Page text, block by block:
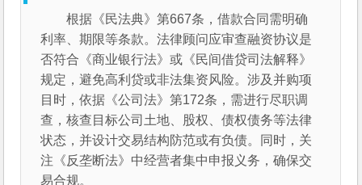
根据《民法典》第667条，借款合同需明确
利率、期限等条款。法律顾问应审查融资协议是
否符合《商业银行法》或《民间借贷司法解释》
规定，避免高利贷或非法集资风险。涉及并购项
目时，依据《公司法》第172条，需进行尽职调
查，核查目标公司土地、股权、债权债务等法律
状态，并设计交易结构防范或有负债。同时，关
注《反垄断法》中经营者集中申报义务，确保交
易合规。